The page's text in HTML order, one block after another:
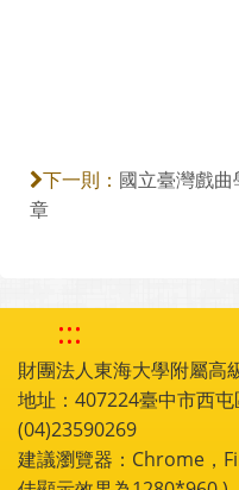
下一則： 國立臺灣戲
章
:::
財團法人東海大學附屬高
地址：407224臺中市西
(04)23590269
建議瀏覽器：Chrome，